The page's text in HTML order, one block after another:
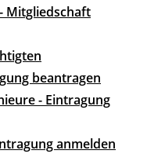
Mitgliedschaft
beantragen
- Eintragung
anmelden